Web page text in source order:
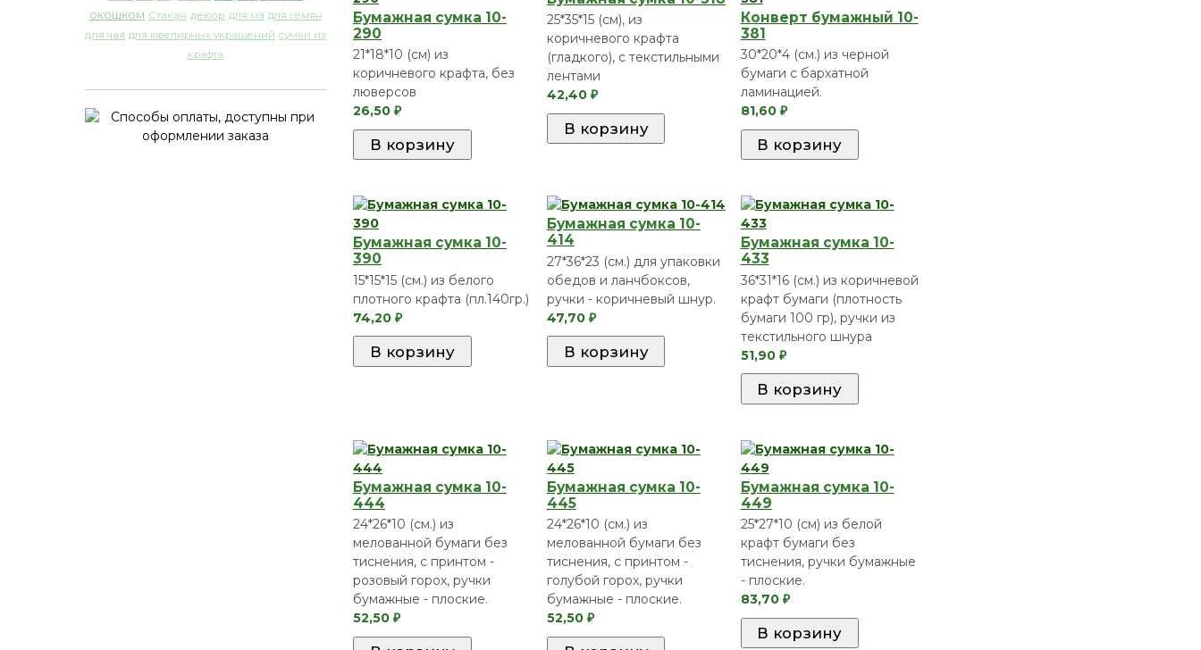
окошком Стакан декор для ма для семян
для чая для ювелирных украшений сумки из
крафта
Бумажная сумка 10-
290
21*18*10 (см) из
коричневого крафта, без
люверсов
26,50 ₽
25*35*15 (см), из
коричневого крафта
(гладкого), с текстильными
лентами
42,40 ₽
Конверт бумажный 10-
381
30*20*4 (см.) из черной
бумаги с бархатной
ламинацией.
81,60 ₽
Бумажная сумка 10-
390
15*15*15 (см.) из белого
плотного крафта (пл.140гр.)
74,20 ₽
Бумажная сумка 10-
414
27*36*23 (см.) для упаковки
обедов и ланчбоксов,
ручки - коричневый шнур.
47,70 ₽
Бумажная сумка 10-
433
36*31*16 (см.) из коричневой
крафт бумаги (плотность
бумаги 100 гр), ручки из
текстильного шнура
51,90 ₽
Бумажная сумка 10-
444
24*26*10 (см.) из
мелованной бумаги без
тиснения, с принтом -
розовый горох, ручки
бумажные - плоские.
52,50 ₽
Бумажная сумка 10-
445
24*26*10 (см.) из
мелованной бумаги без
тиснения, с принтом -
голубой горох, ручки
бумажные - плоские.
52,50 ₽
Бумажная сумка 10-
449
25*27*10 (см) из белой
крафт бумаги без
тиснения, ручки бумажные
- плоские.
83,70 ₽